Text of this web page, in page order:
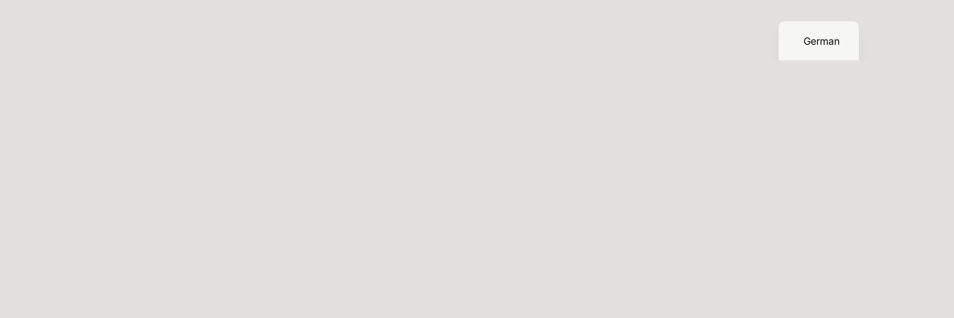
German